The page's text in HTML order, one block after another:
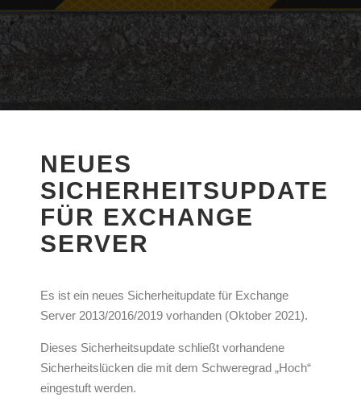
NEUES
SICHERHEITSUPDATE
FÜR EXCHANGE
SERVER
Es ist ein neues Sicherheitupdate für Exchange
Server 2013/2016/2019 vorhanden (Oktober 2021).
Dieses Sicherheitsupdate schließt vorhandene
Sicherheitslücken die mit dem Schweregrad „Hoch“
eingestuft werden.